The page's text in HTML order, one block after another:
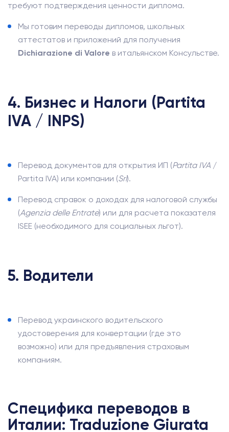
требуют подтверждения ценности диплома.
Мы готовим переводы дипломов, школьных
аттестатов и приложений для получения
Dichiarazione di Valore в итальянском Консульстве.
4. Бизнес и Налоги (Partita
IVA / INPS)
Перевод документов для открытия ИП (Partita IVA /
Partita IVA) или компании (Srl).
Перевод справок о доходах для налоговой службы
(Agenzia delle Entrate) или для расчета показателя
ISEE (необходимого для социальных льгот).
5. Водители
Перевод украинского водительского
удостоверения для конвертации (где это
возможно) или для предъявления страховым
компаниям.
Специфика переводов в
Италии: Traduzione Giurata